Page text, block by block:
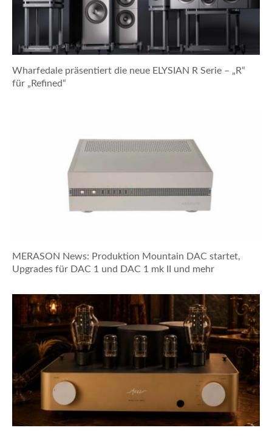
Wharfedale präsentiert die neue ELYSIAN R Serie – „R“
für „Refined“
MERASON News: Produktion Mountain DAC startet,
Upgrades für DAC 1 und DAC 1 mk II und mehr